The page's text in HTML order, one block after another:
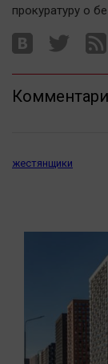
прокуратуру о
жестянщики